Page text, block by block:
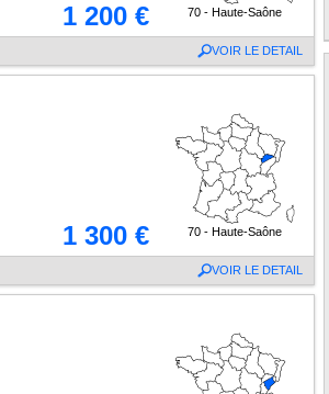
1 200 € 70 - Haute-Saône
VOIR LE DETAIL
1 300 € 70 - Haute-Saône
VOIR LE DETAIL